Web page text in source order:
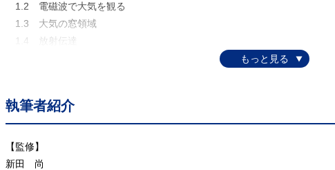
1.2 電磁波で大気を観る
1.3 大気の窓領域
1.4 放射伝達
2.1 イメージングセンサーで見た地球の姿
2.2 大気の偏光観測
2.3 高波長分解能分光器による大気観測
2.4 ライダーと雲レーダー
執筆者紹介
【監修】
新田 尚